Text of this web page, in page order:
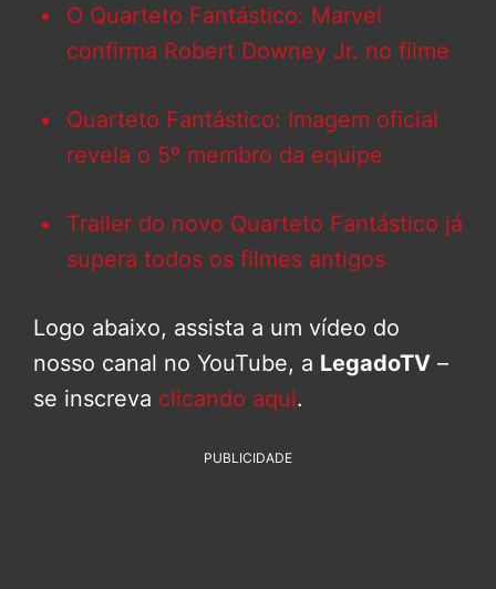
O Quarteto Fantástico: Marvel
confirma Robert Downey Jr. no filme
Quarteto Fantástico: Imagem oficial
revela o 5º membro da equipe
Trailer do novo Quarteto Fantástico já
supera todos os filmes antigos
Logo abaixo, assista a um vídeo do
nosso canal no YouTube, a LegadoTV –
se inscreva clicando aqui.
PUBLICIDADE